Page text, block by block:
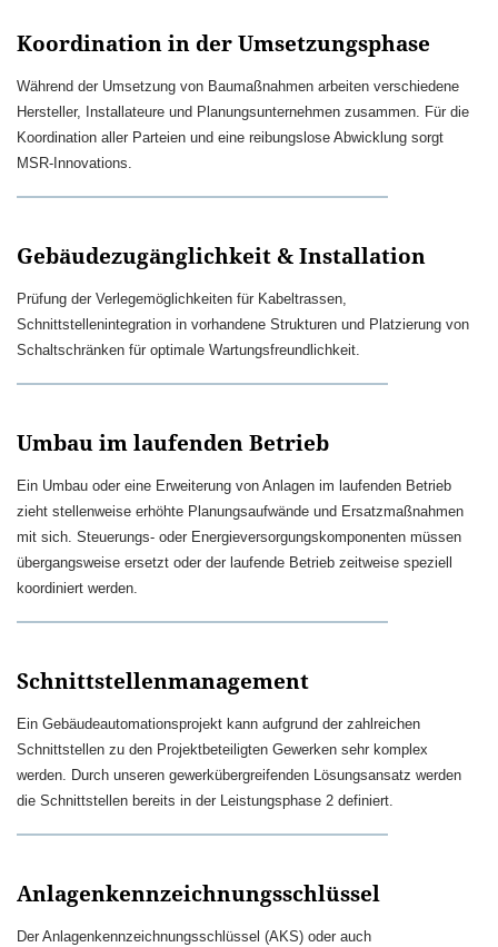
Koordination in der Umsetzungsphase
Während der Umsetzung von Baumaßnahmen arbeiten verschiedene
Hersteller, Installateure und Planungsunternehmen zusammen. Für die
Koordination aller Parteien und eine reibungslose Abwicklung sorgt
MSR-Innovations.
Gebäudezugänglichkeit & Installation
Prüfung der Verlegemöglichkeiten für Kabeltrassen,
Schnittstellenintegration in vorhandene Strukturen und Platzierung von
Schaltschränken für optimale Wartungsfreundlichkeit.
Umbau im laufenden Betrieb
Ein Umbau oder eine Erweiterung von Anlagen im laufenden Betrieb
zieht stellenweise erhöhte Planungsaufwände und Ersatzmaßnahmen
mit sich. Steuerungs- oder Energieversorgungskomponenten müssen
übergangsweise ersetzt oder der laufende Betrieb zeitweise speziell
koordiniert werden.
Schnittstellenmanagement
Ein Gebäudeautomationsprojekt kann aufgrund der zahlreichen
Schnittstellen zu den Projektbeteiligten Gewerken sehr komplex
werden. Durch unseren gewerkübergreifenden Lösungsansatz werden
die Schnittstellen bereits in der Leistungsphase 2 definiert.
Anlagenkennzeichnungsschlüssel
Der Anlagenkennzeichnungsschlüssel (AKS) oder auch